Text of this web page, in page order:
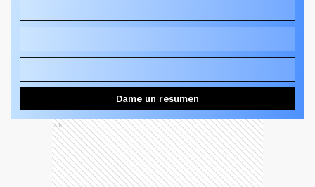
equipos de la zona?
¿Por qué le cuesta al equipo imponer su estilo de juego?
Dame un resumen
Ads